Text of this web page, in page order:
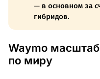
— в основном за
гибридов.
Waymo
по миру